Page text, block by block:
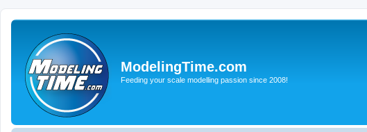
ModelingTime.com
Feeding your scale modelling passion since 2008!